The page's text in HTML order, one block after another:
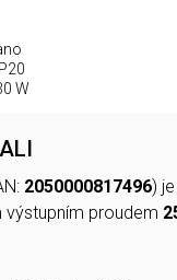
IP20
W
2050000817496)
výstupním proudem